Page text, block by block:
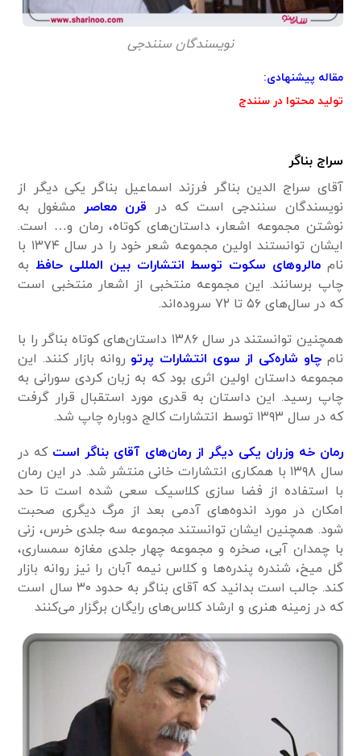
نویسندگان سنندجی
مقاله پیشنهادی:
تولید محتوا در سنندج
سراج بناگر
آقای سراج الدین بناگر فرزند اسماعیل بناگر یکی دیگر از
نویسندگان سنندجی است که در قرن معاصر مشغول به
نوشتن مجموعه اشعار، داستان‌های کوتاه، رمان و… است.
ایشان توانستند اولین مجموعه شعر خود را در سال ۱۳۷۴ با
ناممالروهای سکوت توسط انتشارات بین المللی حافظ به
چاپ برسانند. این مجموعه منتخبی از اشعار منتخبی است
که در سال‌های ۵۶ تا ۷۲ سروده‌اند.
همچنین توانستند در سال ۱۳۸۶ داستان‌های کوتاه بناگر را با
نامچاو شاره‌کی از سوی انتشارات پرتو روانه بازار کنند. این
مجموعه داستان اولین اثری بود که به زبان کردی سورانی به
چاپ رسید. این داستان به قدری مورد استقبال قرار گرفت
که در سال ۱۳۹۳ توسط انتشارات کالج دوباره چاپ شد‌.
رمان خه وزران یکی دیگر از رمان‌های آقای بناگر است که در
سال ۱۳۹۸ با همکاری انتشارات خانی منتشر شد. در این رمان
با استفاده از فضا سازی کلاسیک سعی شده است تا حد
امکان در مورد اندوه‌های آدمی بعد از مرگ دیگری صحبت
شود. همچنین ایشان توانستند مجموعه سه جلدی خرس، زنی
با چمدان آبی، صخره و مجموعه چهار جلدی مغازه سمساری،
گل میخ، شندره پندره‌ها و کلاس نیمه آبان را نیز روانه بازار
کند. جالب است بدانید که آقای بناگر به حدود ۳۰ سال است
که در زمینه هنری و ارشاد کلاس‌های رایگان برگزار می‌کنند‌